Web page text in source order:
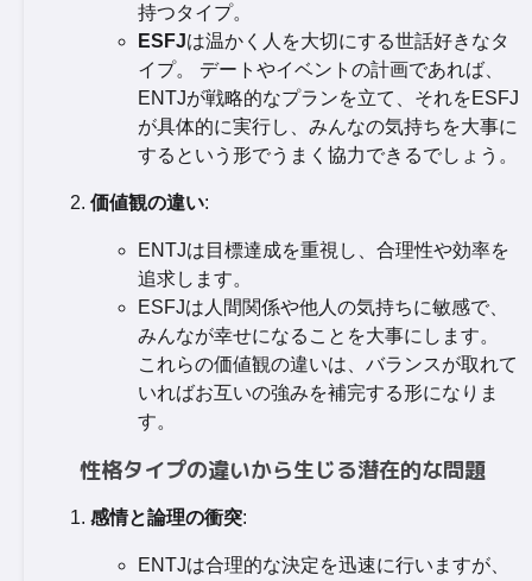
持つタイプ。
ESFJは温かく人を大切にする世話好きなタ
イプ。 デートやイベントの計画であれば、
ENTJが戦略的なプランを立て、それをESFJ
が具体的に実行し、みんなの気持ちを大事に
するという形でうまく協力できるでしょう。
価値観の違い:
ENTJは目標達成を重視し、合理性や効率を
追求します。
ESFJは人間関係や他人の気持ちに敏感で、
みんなが幸せになることを大事にします。
これらの価値観の違いは、バランスが取れて
いればお互いの強みを補完する形になりま
す。
性格タイプの違いから生じる潜在的な問題
感情と論理の衝突:
ENTJは合理的な決定を迅速に行いますが、